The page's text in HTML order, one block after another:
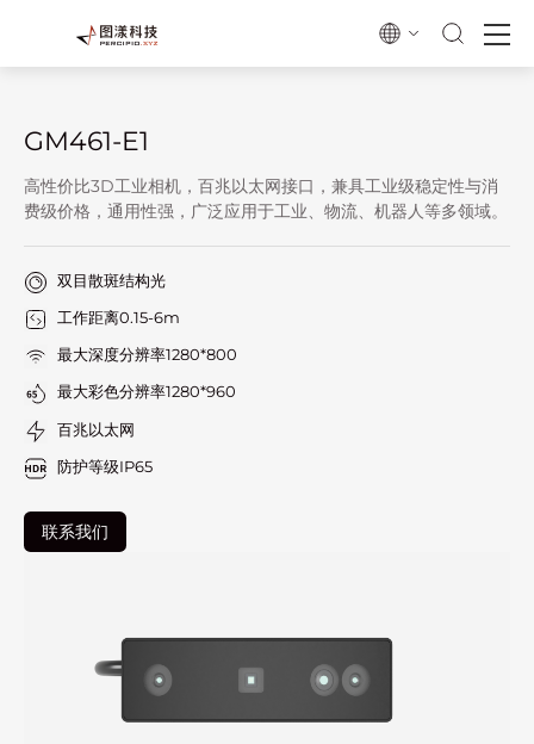
GM461-E1
高性价比3D工业相机，百兆以太网接口，兼具工业级稳定性与消
费级价格，通用性强，广泛应用于工业、物流、机器人等多领域。
双目散斑结构光
工作距离0.15-6m
最大深度分辨率1280*800
最大彩色分辨率1280*960
百兆以太网
防护等级IP65
联系我们